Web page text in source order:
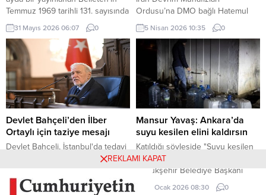
içeriği, Türkiye’nin iç siyasi
Temmuz 1969 tarihli 131. sayısında
(427. sayfada) «Milâttan Önce IV.
Yüzyıla Ait Türkçe Yazıtlar
Bulundu» başlıklı kısa bir haber
vardı. Tass Ajansı’nın Alma Ata
kaynaklı bir haberinde, bu
yazıtlarda yapılan incelemelere
göre, bunların Milât’tan Önce IV.
Yüzyılda meydana getirildiği ve
merkezi...
31 Mayıs 2026 06:07 0
Ordusu’na DMO bağlı Hatemul
Enbiya Merkez Karargahı
Sözcüsü İbrahim Zülfikari,
Hürmüz Boğazı üzerinden
uygulanan kısıtlamalara ilişkin
yaptığı açıklamada, Irak’ın bu
kısıtlamalardan muaf tutulacağını
belirtti.
5 Nisan 2026 10:35 0
Devlet Bahçeli’den İlber
Ortaylı için taziye mesajı
Devlet Bahçeli, İstanbul'da tedavi
gördüğü hastanede hayatını
için taziye mesajı yayımladı.
14 Mart 2026 00:00 0
Mansur Yavaş: Ankara’da
suyu kesilen elini kaldırsın
Katıldığı söyleşide "Suyu kesilen
elini kaldırsın" diyen Ankara
Büyükşehir Belediye Başkanı
Mansur Yavaş, gençlerin yarısının
29 Ocak 2026 08:30 0
REKLAMI KAPAT